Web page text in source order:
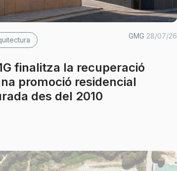
GMG 28/07/26
finalitza la recuperació
promoció residencial
des del 2010